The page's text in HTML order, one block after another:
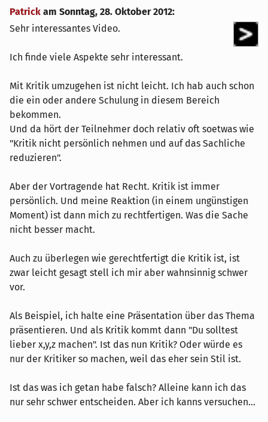
Patrick am Sonntag, 28. Oktober 2012:
Sehr interessantes Video.
Ich finde viele Aspekte sehr interessant.
Mit Kritik umzugehen ist nicht leicht. Ich hab auch schon
die ein oder andere Schulung in diesem Bereich
bekommen.
Und da hört der Teilnehmer doch relativ oft soetwas wie
"Kritik nicht persönlich nehmen und auf das Sachliche
reduzieren".
Aber der Vortragende hat Recht. Kritik ist immer
persönlich. Und meine Reaktion (in einem ungünstigen
Moment) ist dann mich zu rechtfertigen. Was die Sache
nicht besser macht.
Auch zu überlegen wie gerechtfertigt die Kritik ist, ist
zwar leicht gesagt stell ich mir aber wahnsinnig schwer
vor.
Als Beispiel, ich halte eine Präsentation über das Thema
präsentieren. Und als Kritik kommt dann "Du solltest
lieber x,y,z machen". Ist das nun Kritik? Oder würde es
nur der Kritiker so machen, weil das eher sein Stil ist.
Ist das was ich getan habe falsch? Alleine kann ich das
nur sehr schwer entscheiden. Aber ich kanns versuchen...